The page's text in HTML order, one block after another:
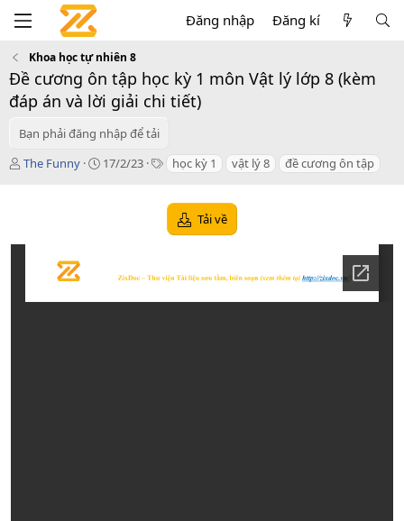
Đăng nhập Đăng kí
Khoa học tự nhiên 8
Đề cương ôn tập học kỳ 1 môn Vật lý lớp 8 (kèm
đáp án và lời giải chi tiết)
Bạn phải đăng nhập để tải
T
ả
The Funny
C17/2/23
T
s
học kỳ 1 vật lý 8 đề cương ôn tập
Tải về